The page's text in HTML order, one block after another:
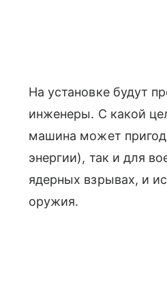
На установке будут
инженеры. С какой
машина может
энергии), так и для
ядерных взрывах, и
оружия.